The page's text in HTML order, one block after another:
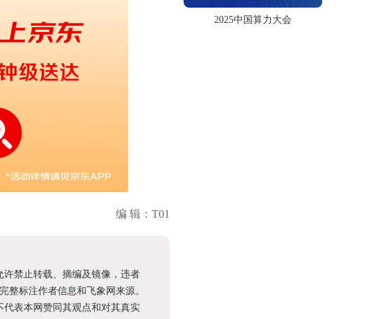
编 辑：T01
许禁止转载、摘编及镜像，违者
整标注作者信息和飞象网来源。
表本网赞同其观点和对其真实
2025中国算力大会